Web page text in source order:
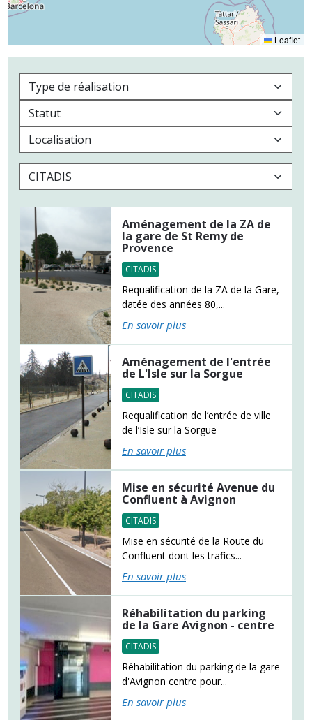
Leaflet
Aménagement de la ZA de
la gare de St Remy de
Provence
CITADIS
Requalification de la ZA de la Gare,
datée des années 80,...
En savoir plus
Aménagement de l'entrée
de L'Isle sur la Sorgue
CITADIS
Requalification de l’entrée de ville
de l’Isle sur la Sorgue
En savoir plus
Mise en sécurité Avenue du
Confluent à Avignon
CITADIS
Mise en sécurité de la Route du
Confluent dont les trafics...
En savoir plus
Réhabilitation du parking
de la Gare Avignon - centre
CITADIS
Réhabilitation du parking de la gare
d'Avignon centre pour...
En savoir plus